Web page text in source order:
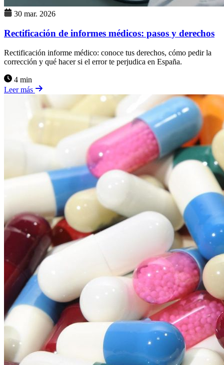
30 mar. 2026
Rectificación de informes médicos: pasos y derechos
Rectificación informe médico: conoce tus derechos, cómo pedir la
corrección y qué hacer si el error te perjudica en España.
4 min
Leer más